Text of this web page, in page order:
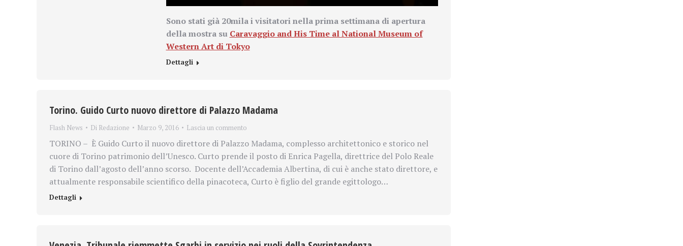
Sono stati già 20mila i visitatori nella prima settimana di apertura
della mostra su Caravaggio and His Time al National Museum of
Western Art di Tokyo
Dettagli
Torino. Guido Curto nuovo direttore di Palazzo Madama
Flash News Di Redazione Marzo 9, 2016 Lascia un commento
TORINO – È Guido Curto il nuovo direttore di Palazzo Madama, complesso architettonico e storico nel
cuore di Torino patrimonio dell’Unesco. Curto prende il posto di Enrica Pagella, direttrice del Polo Reale
di Torino dall’agosto dell’anno scorso. Docente dell’Accademia Albertina, di cui è anche stato direttore, e
attualmente responsabile scientifico della pinacoteca, Curto è figlio del grande egittologo…
Dettagli